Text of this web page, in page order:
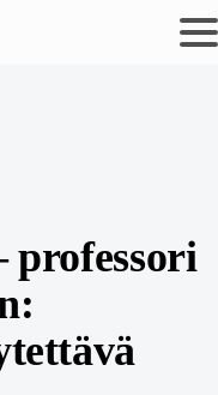
professori